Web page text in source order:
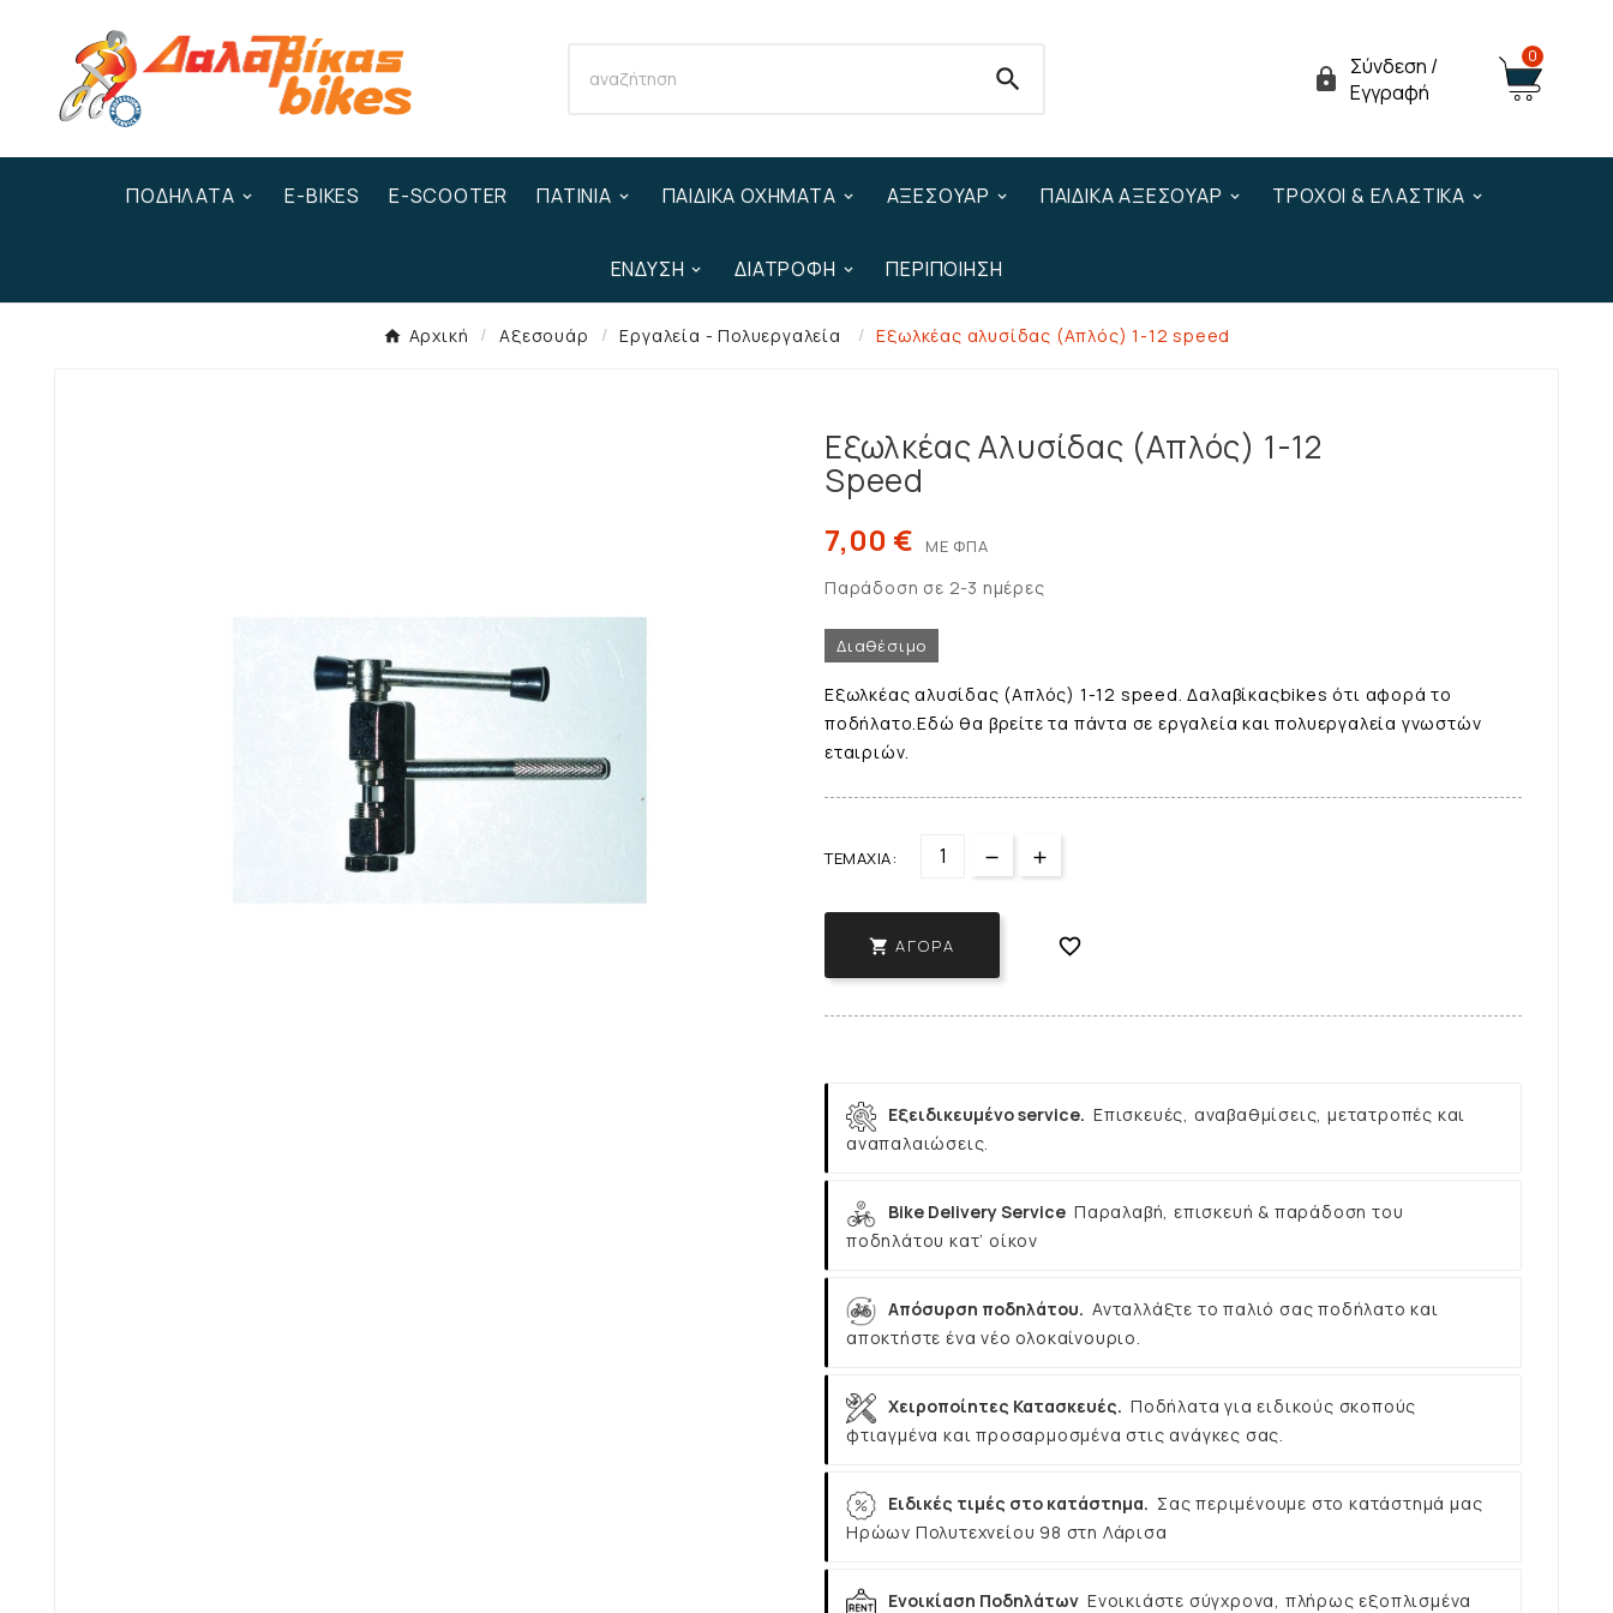
  Σύνδεση /
Εγγραφή
0
ΠΟΔΉΛΑΤΑ E-BIKES E-SCOOTER ΠΑΤΊΝΙΑ ΠΑΙΔΙΚΆ ΟΧΉΜΑΤΑ ΑΞΕΣΟΥΆΡ ΠΑΙΔΙΚΆ ΑΞΕΣΟΥΆΡ ΤΡΟΧΟΊ & ΕΛΑΣΤΙΚΆ
ΈΝΔΥΣΗ ΔΙΑΤΡΟΦΉ ΠΕΡΙΠΟΊΗΣΗ
Αρχική Αξεσουάρ Εργαλεία - Πολυεργαλεία Εξωλκέας αλυσίδας (Απλός) 1-12 speed
Εξωλκέας Αλυσίδας (Απλός) 1-12
Speed
7,00 € ΜΕ ΦΠΑ
Παράδοση σε 2-3 ημέρες
Διαθέσιμο
Εξωλκέας αλυσίδας (Απλός) 1-12 speed. Δαλαβίκαςbikes ότι αφορά το
ποδήλατο.Εδώ θα βρείτε τα πάντα σε εργαλεία και πολυεργαλεία γνωστών
εταιριών.
ΤΕΜΆΧΙΑ:
 ΑΓΟΡΆ 
Εξειδικευμένο service. Επισκευές, αναβαθμίσεις, μετατροπές και
αναπαλαιώσεις.
Bike Delivery Service Παραλαβή, επισκευή & παράδοση του
ποδηλάτου κατ’ οίκον
Απόσυρση ποδηλάτου. Ανταλλάξτε το παλιό σας ποδήλατο και
αποκτήστε ένα νέο ολοκαίνουριο.
Χειροποίητες Κατασκευές. Ποδήλατα για ειδικούς σκοπούς
φτιαγμένα και προσαρμοσμένα στις ανάγκες σας.
Ειδικές τιμές στο κατάστημα. Σας περιμένουμε στο κατάστημά μας
Ηρώων Πολυτεχνείου 98 στη Λάρισα
Ενοικίαση Ποδηλάτων Ενοικιάστε σύγχρονα, πλήρως εξοπλισμένα